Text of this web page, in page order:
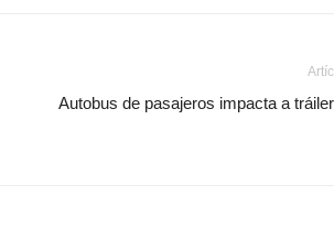
Autobus de pasajeros impacta a